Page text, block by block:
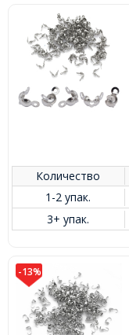
Количество
1-2 упак.
3+ упак.
-13%